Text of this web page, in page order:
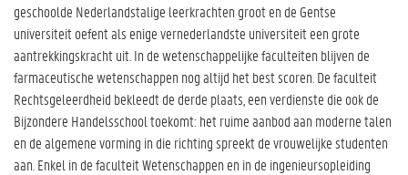
geschoolde Nederlandstalige leerkrachten groot en de Gentse
universiteit oefent als enige vernederlandste universiteit een grote
aantrekkingskracht uit. In de wetenschappelijke faculteiten blijven de
farmaceutische wetenschappen nog altijd het best scoren. De faculteit
Rechtsgeleerdheid bekleedt de derde plaats, een verdienste die ook de
Bijzondere Handelsschool toekomt: het ruime aanbod aan moderne talen
en de algemene vorming in die richting spreekt de vrouwelijke studenten
aan. Enkel in de faculteit Wetenschappen en in de ingenieursopleiding